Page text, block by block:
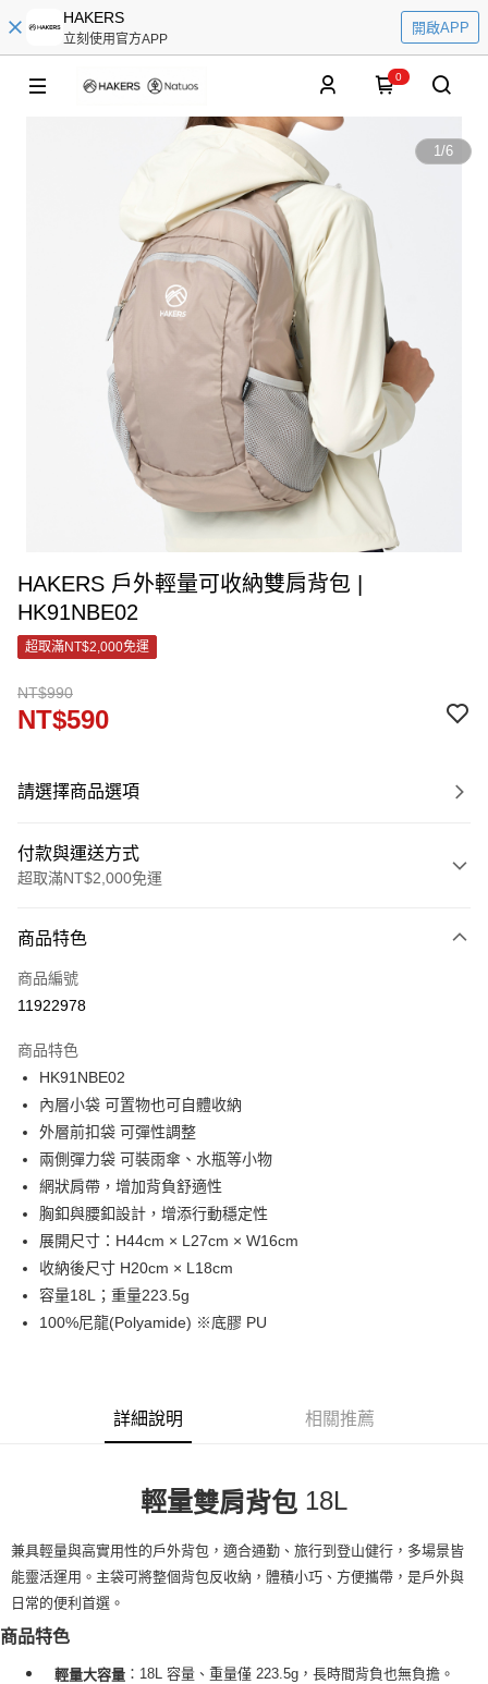
HAKERS
立刻使用官方APP
開啟APP
0
1/6
HAKERS 戶外輕量可收納雙肩背包 |
HK91NBE02
超取滿NT$2,000免運
NT$990
NT$590
請選擇商品選項
付款與運送方式
超取滿NT$2,000免運
信用卡一次付款
LINE Pay
街口支付
悠遊付
ATM付款
運送方式
一般全家取貨
每筆NT$100
全家超取(2000以上免運)
每筆NT$100
商品特色
商品編號
11922978
商品特色
HK91NBE02
內層小袋 可置物也可自體收納
外層前扣袋 可彈性調整
兩側彈力袋 可裝雨傘、水瓶等小物
網狀肩帶，增加背負舒適性
胸釦與腰釦設計，增添行動穩定性
展開尺寸：H44cm × L27cm × W16cm
收納後尺寸 H20cm × L18cm
容量18L；重量223.5g
100%尼龍(Polyamide) ※底膠 PU
詳細說明 相關推薦
輕量雙肩背包 18L
兼具輕量與高實用性的戶外背包，適合通勤、旅行到登山健行，多場景皆
能靈活運用。主袋可將整個背包反收納，體積小巧、方便攜帶，是戶外與
日常的便利首選。
商品特色
輕量大容量 ：18L 容量、重量僅 223.5g，長時間背負也無負擔。